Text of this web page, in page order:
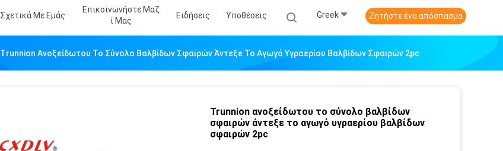
Σχετικά Με Εμάς
Επικοινωνήστε Μαζ
Ί Μας
Ειδήσεις Υποθέσεις Greek Ζητήστε ένα απόσπασμα
Trunnion Ανοξείδωτου Το Σύνολο Βαλβίδων Σφαιρών Άντεξε Το Αγωγό Υγραερίου Βαλβίδων Σφαιρών 2pc
Trunnion ανοξείδωτου το σύνολο βαλβίδων
σφαιρών άντεξε το αγωγό υγραερίου βαλβίδων
σφαιρών 2pc